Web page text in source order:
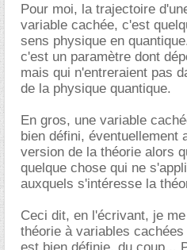
Pour moi, la trajectoire
variable cachée, c'est
sens physique en
c'est un paramètre dont
mais qui n'entreraient pas
de la physique quantique.
En gros, une variable
bien défini, éventuellement
version de la théorie alors
quelque chose qui ne
auxquels s'intéresse la
Ceci dit, en l'écrivant, je
théorie à variables